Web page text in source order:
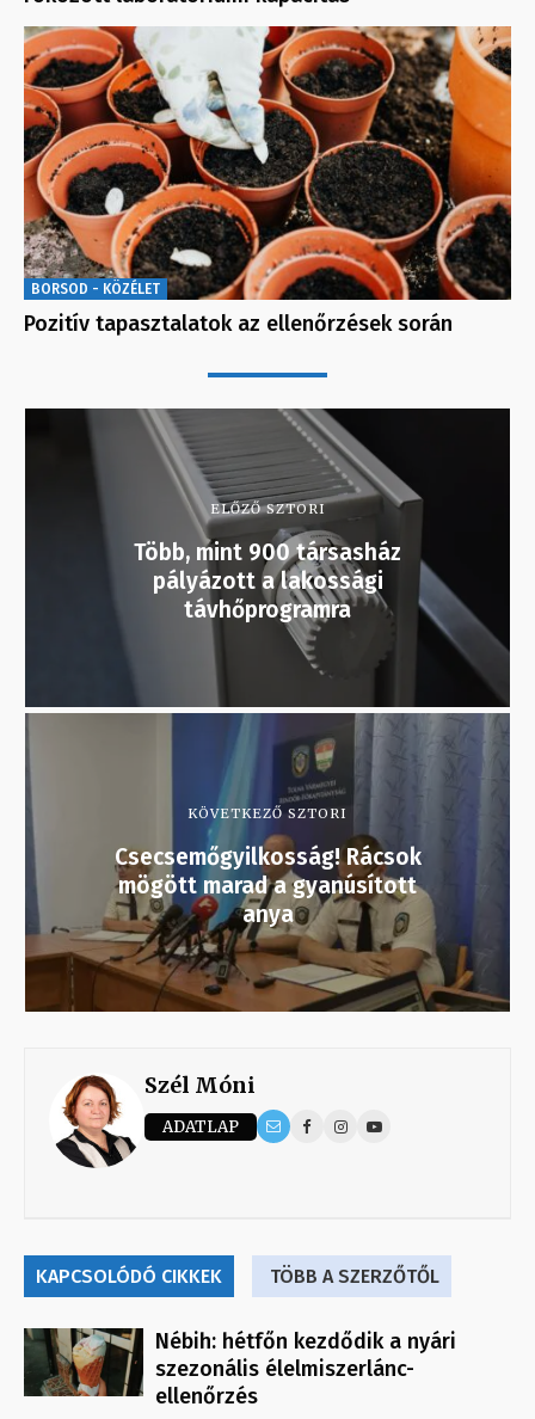
BORSOD - KÖZÉLET
Pozitív tapasztalatok az ellenőrzések során
ELŐZŐ SZTORI
Több, mint 900 társasház
pályázott a lakossági
távhőprogramra
KÖVETKEZŐ SZTORI
Csecsemőgyilkosság! Rácsok
mögött marad a gyanúsított
anya
Szél Móni
ADATLAP
KAPCSOLÓDÓ CIKKEK TÖBB A SZERZŐTŐL
Nébih: hétfőn kezdődik a nyári
szezonális élelmiszerlánc-
ellenőrzés